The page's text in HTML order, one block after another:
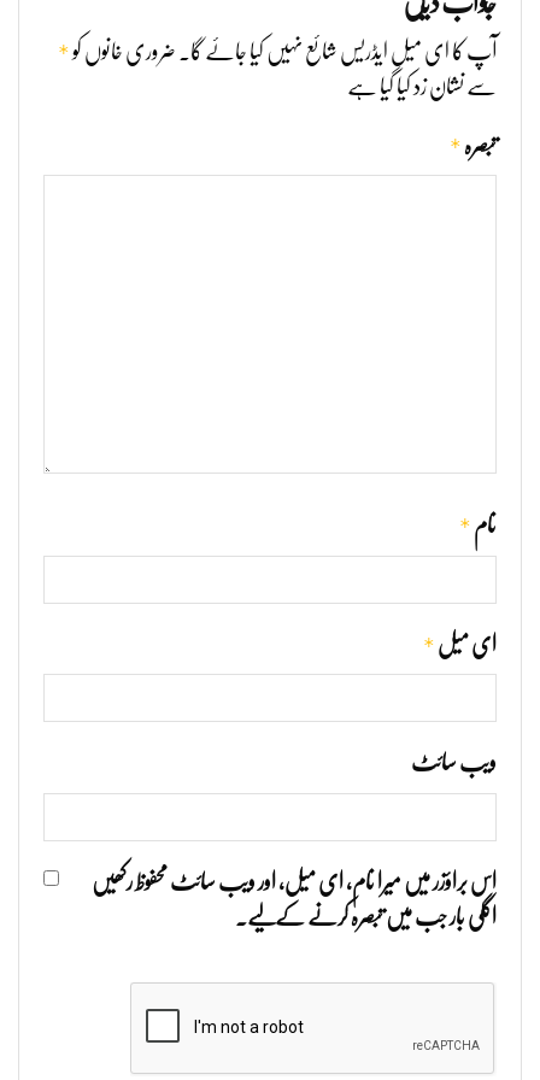
آپ کا ای میل ایڈریس شائع نہیں کیا جائے گا۔ ضروری خانوں کو*
سے نشان زد کیا گیا ہے
تبصرہ *
نام *
ای میل *
ویب‌ سائٹ
اس براؤزر میں میرا نام، ای میل، اور ویب سائٹ محفوظ رکھیں
اگلی بار جب میں تبصرہ کرنے کےلیے۔